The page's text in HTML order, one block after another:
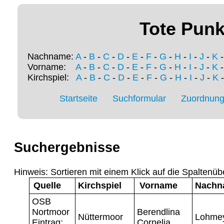
Tote
Nachname: A- B - C - D - E - F - G - H - I - J - K
Vorname: A- B - C - D - E - F - G - H - I - J - K
Kirchspiel: A- B - C - D- E- F- G - H - I - J - K
Startseite Suchformular
Suchergebnisse
Hinweis: Sortieren mit einem Klick auf die
Quelle
Kirchspiel Vorname
OSB
Nortmoor
Nüttermoor
Berendlina